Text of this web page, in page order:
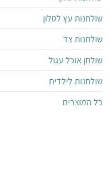
שולחנות עץ לסלון
שולחנות צד
שולחן אוכל עגול
שולחנות לילדים
כל המוצרים